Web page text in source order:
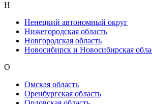
Н
Ненецкий автономный округ
Нижегородская область
Новгородская область
Новосибирск и Новосибирская
О
Омская область
Оренбургская область